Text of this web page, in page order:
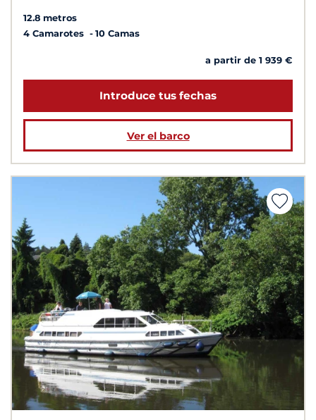
12.8 metros
4 Camarotes
10 Camas
a partir de 1 939 €
Introduce tus fechas
Ver el barco